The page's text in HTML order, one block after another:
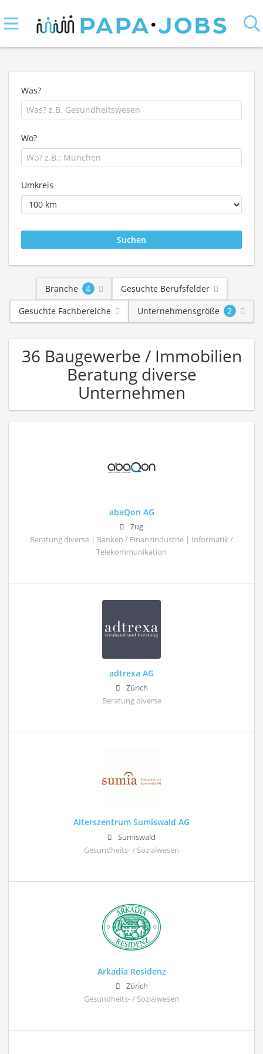
Was?
Wo?
Umkreis
Branche 4
Gesuchte Berufsfelder
Gesuchte Fachbereiche
Unternehmensgröße 2
36 Baugewerbe / Immobilien
Beratung diverse
Unternehmen
abaQon AG
Zug
Beratung diverse | Banken / Finanzindustrie | Informatik /
Telekommunikation
adtrexa AG
Zürich
Beratung diverse
Alterszentrum Sumiswald AG
Sumiswald
Gesundheits- / Sozialwesen
Arkadia Residenz
Zürich
Gesundheits- / Sozialwesen